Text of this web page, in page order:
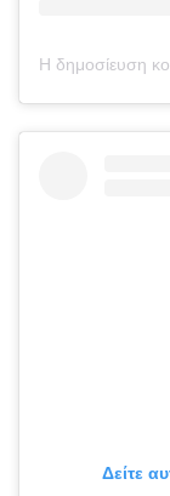
Δείτε